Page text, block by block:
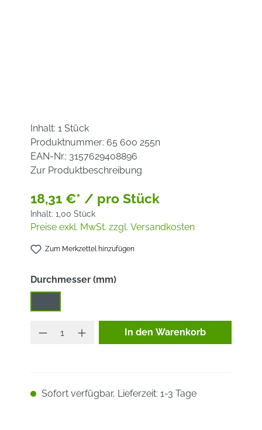
Inhalt: 1 Stück
Produktnummer: 65 600 255n
EAN-Nr.: 3157629408896
Zur Produktbeschreibung
18,31 €* / pro Stück
Inhalt: 1,00 Stück
Preise exkl. MwSt. zzgl. Versandkosten
Zum Merkzettel hinzufügen
Durchmesser (mm)auswählen
Produkt Anzahl: Gib den
In den Warenkorb
Sofort verfügbar, Lieferzeit: 1-3 Tage